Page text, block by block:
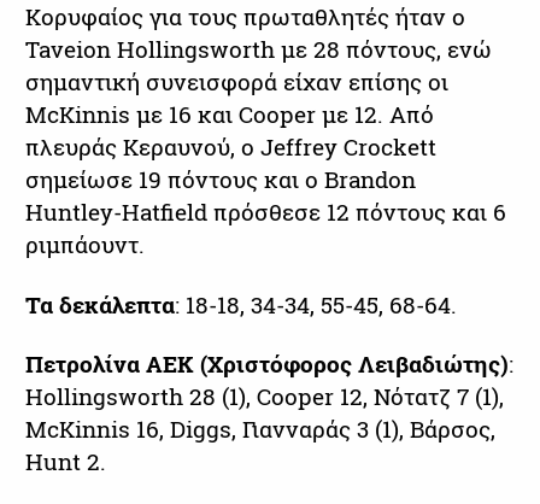
Κορυφαίος για τους πρωταθλητές ήταν ο
Taveion Hollingsworth με 28 πόντους, ενώ
σημαντική συνεισφορά είχαν επίσης οι
McKinnis με 16 και Cooper με 12. Από
πλευράς Κεραυνού, ο Jeffrey Crockett
σημείωσε 19 πόντους και ο Brandon
Huntley-Hatfield πρόσθεσε 12 πόντους και 6
ριμπάουντ.
Τα δεκάλεπτα: 18-18, 34-34, 55-45, 68-64.
Πετρολίνα ΑΕΚ(Χριστόφορος Λειβαδιώτης):
Hollingsworth 28 (1), Cooper 12, Νότατζ 7 (1),
McKinnis 16, Diggs, Γιανναράς 3 (1), Βάρσος,
Hunt 2.